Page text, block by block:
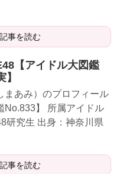
記事を読む
【アイドル大図鑑
まあみ）のプロフィール
No.833】 所属アイドル
研究生 出身：神奈川県
記事を読む